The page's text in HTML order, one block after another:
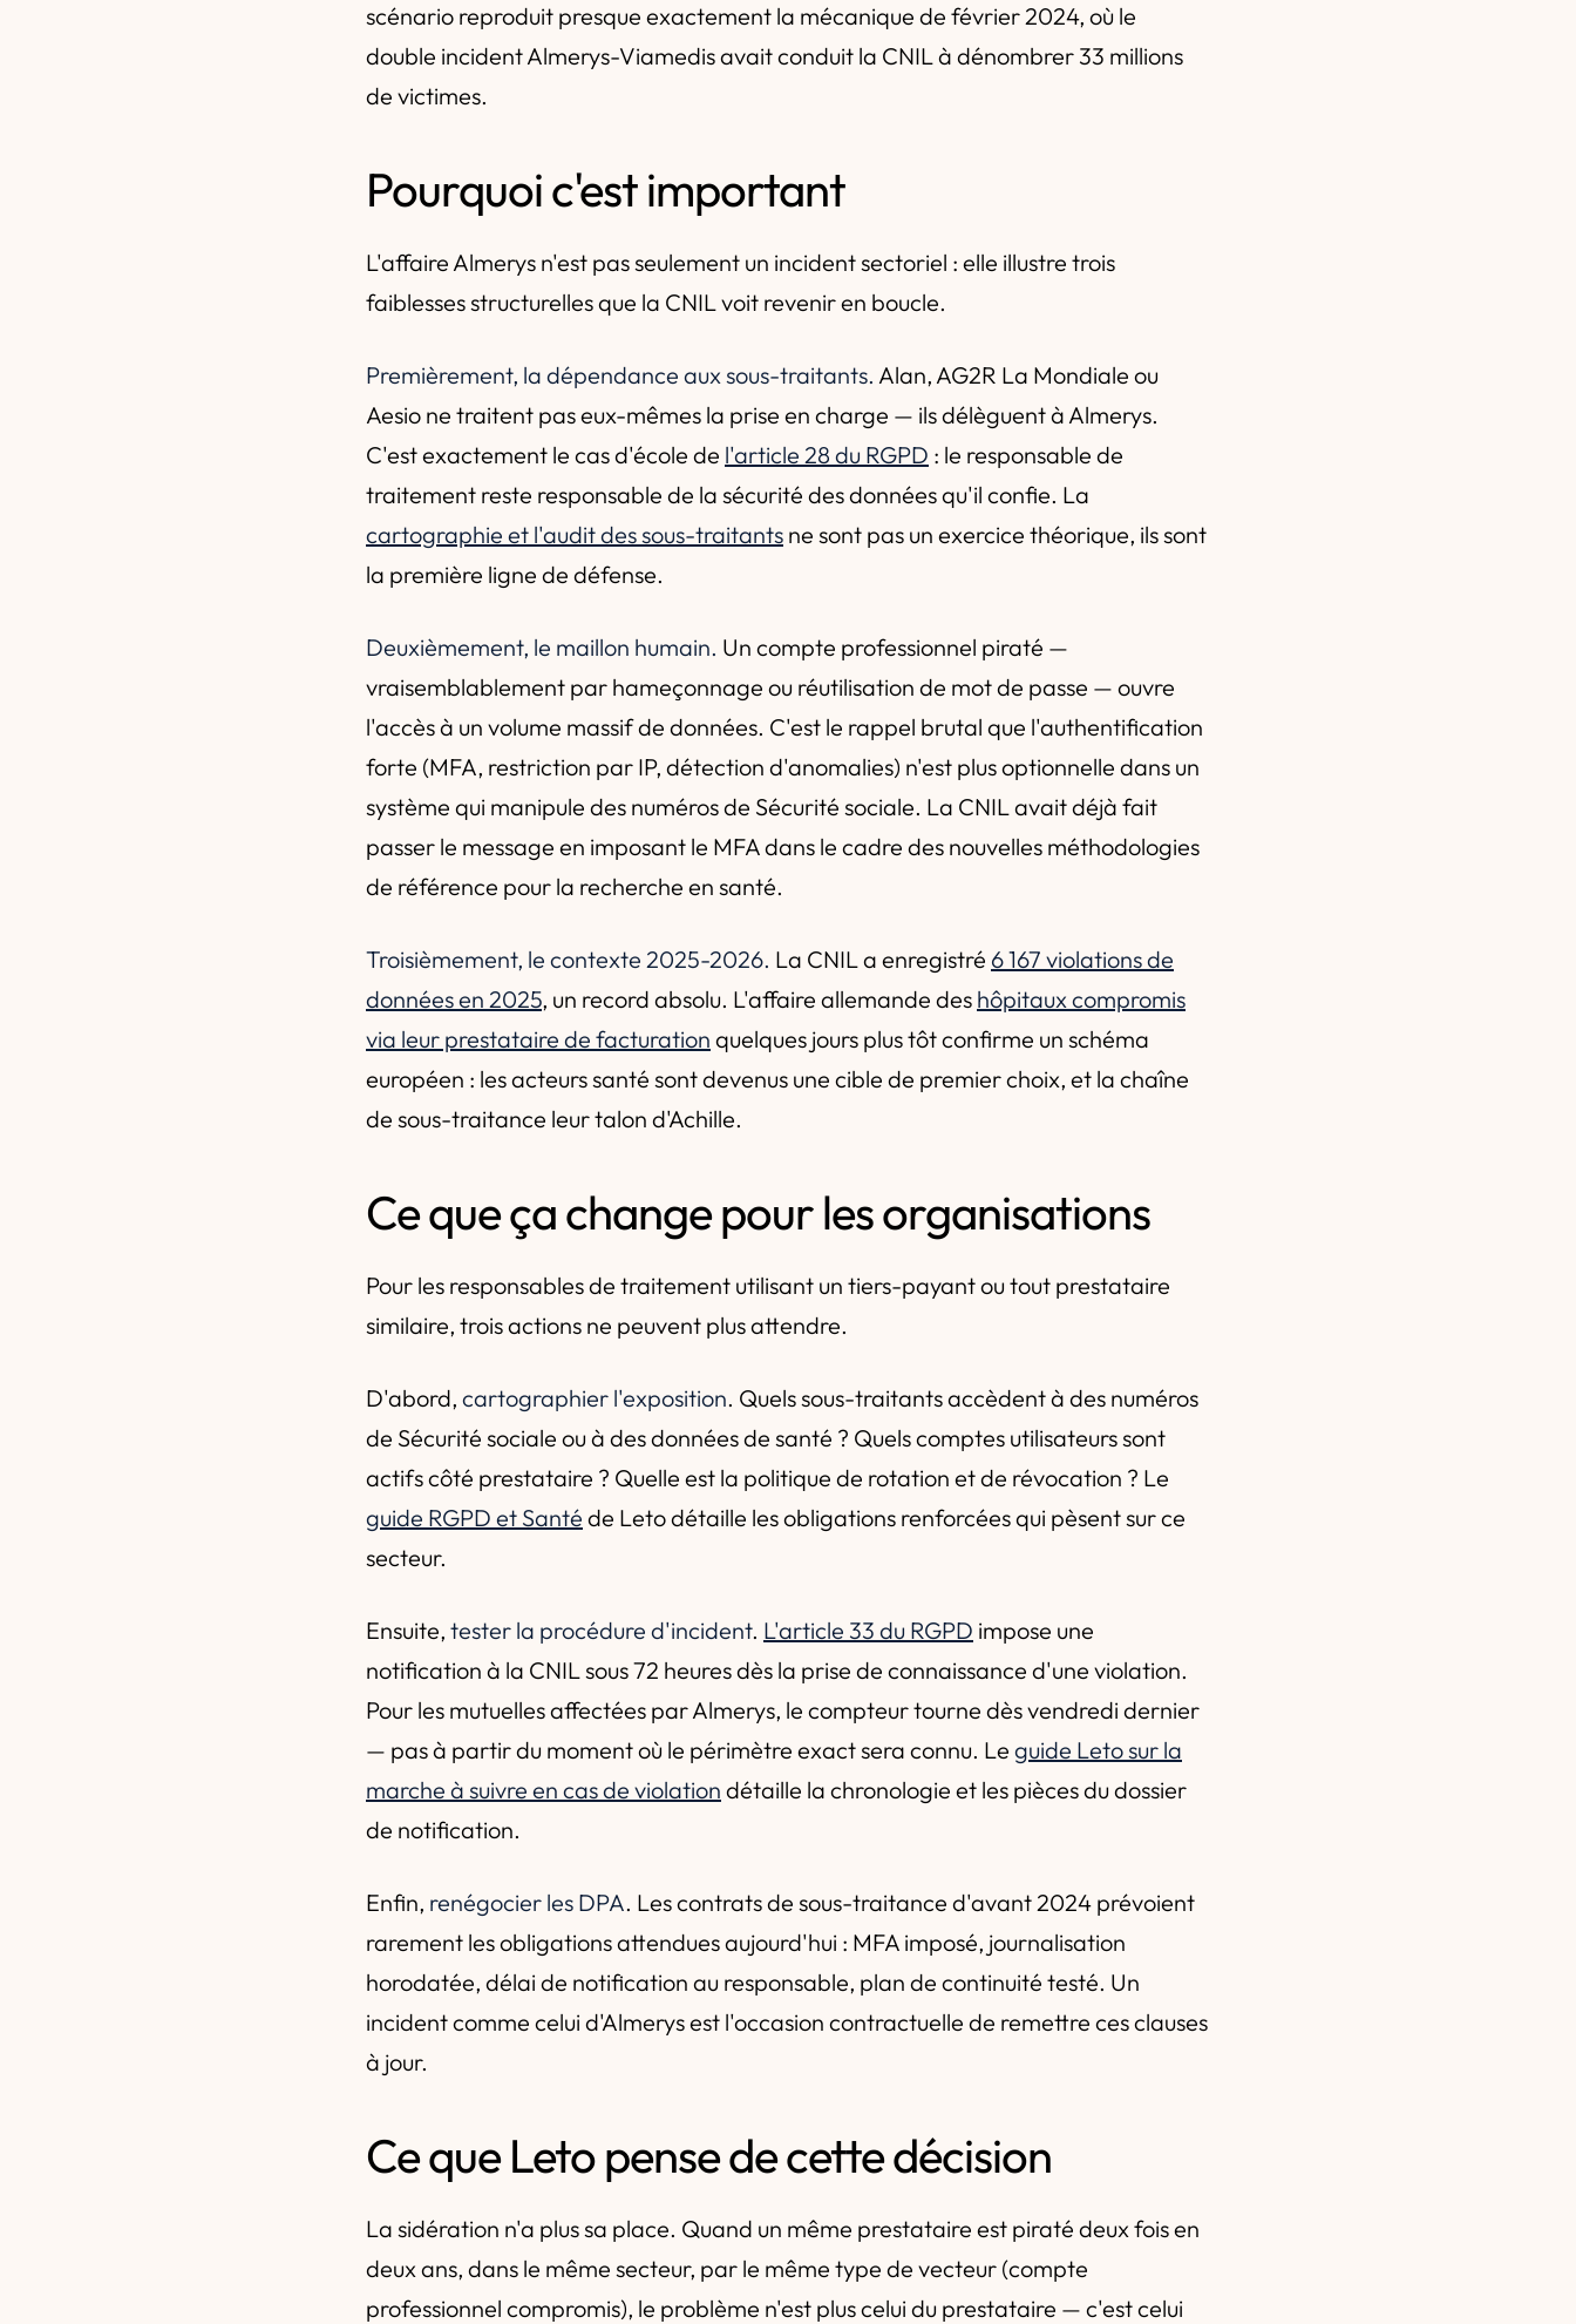
scénario reproduit presque exactement la mécanique de février 2024, où le
double incident Almerys-Viamedis avait conduit la CNIL à dénombrer 33 millions
de victimes.
Pourquoi c'est important
L'affaire Almerys n'est pas seulement un incident sectoriel : elle illustre trois
faiblesses structurelles que la CNIL voit revenir en boucle.
Premièrement, la dépendance aux sous-traitants. Alan, AG2R La Mondiale ou
Aesio ne traitent pas eux-mêmes la prise en charge — ils délèguent à Almerys.
C'est exactement le cas d'école de l'article 28 du RGPD : le responsable de
traitement reste responsable de la sécurité des données qu'il confie. La
cartographie et l'audit des sous-traitants ne sont pas un exercice théorique, ils sont
la première ligne de défense.
Deuxièmement, le maillon humain. Un compte professionnel piraté —
vraisemblablement par hameçonnage ou réutilisation de mot de passe — ouvre
l'accès à un volume massif de données. C'est le rappel brutal que l'authentification
forte (MFA, restriction par IP, détection d'anomalies) n'est plus optionnelle dans un
système qui manipule des numéros de Sécurité sociale. La CNIL avait déjà fait
passer le message en imposant le MFA dans le cadre des nouvelles méthodologies
de référence pour la recherche en santé.
Troisièmement, le contexte 2025-2026. La CNIL a enregistré 6 167 violations de
données en 2025, un record absolu. L'affaire allemande des hôpitaux compromis
via leur prestataire de facturation quelques jours plus tôt confirme un schéma
européen : les acteurs santé sont devenus une cible de premier choix, et la chaîne
de sous-traitance leur talon d'Achille.
Ce que ça change pour les organisations
Pour les responsables de traitement utilisant un tiers-payant ou tout prestataire
similaire, trois actions ne peuvent plus attendre.
D'abord, cartographier l'exposition. Quels sous-traitants accèdent à des numéros
de Sécurité sociale ou à des données de santé ? Quels comptes utilisateurs sont
actifs côté prestataire ? Quelle est la politique de rotation et de révocation ? Le
guide RGPD et Santé de Leto détaille les obligations renforcées qui pèsent sur ce
secteur.
Ensuite, tester la procédure d'incident. L'article 33 du RGPD impose une
notification à la CNIL sous 72 heures dès la prise de connaissance d'une violation.
Pour les mutuelles affectées par Almerys, le compteur tourne dès vendredi dernier
— pas à partir du moment où le périmètre exact sera connu. Le guide Leto sur la
marche à suivre en cas de violation détaille la chronologie et les pièces du dossier
de notification.
Enfin, renégocier les DPA. Les contrats de sous-traitance d'avant 2024 prévoient
rarement les obligations attendues aujourd'hui : MFA imposé, journalisation
horodatée, délai de notification au responsable, plan de continuité testé. Un
incident comme celui d'Almerys est l'occasion contractuelle de remettre ces clauses
à jour.
Ce que Leto pense de cette décision
La sidération n'a plus sa place. Quand un même prestataire est piraté deux fois en
deux ans, dans le même secteur, par le même type de vecteur (compte
professionnel compromis), le problème n'est plus celui du prestataire — c'est celui